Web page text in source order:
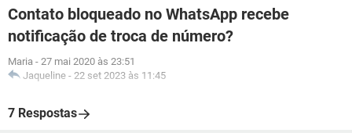
Contato bloqueado no WhatsApp recebe
notificação de troca de número?
Maria - 27 mai 2020 às 23:51
Jaqueline - 22 set 2023 às 11:45
7 Respostas